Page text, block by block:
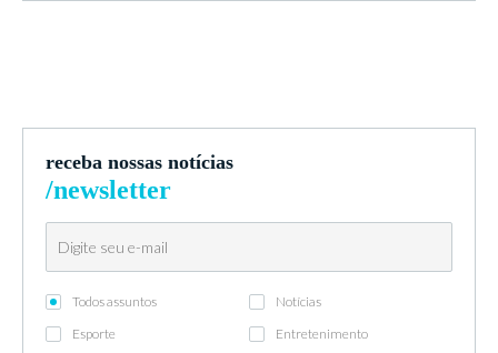
receba nossas notícias
/newsletter
Todos assuntos
Notícias
Esporte
Entretenimento